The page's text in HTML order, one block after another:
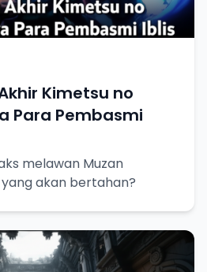
Kimetsu no
Para Pembasmi
melawan Muzan
yang akan bertahan?